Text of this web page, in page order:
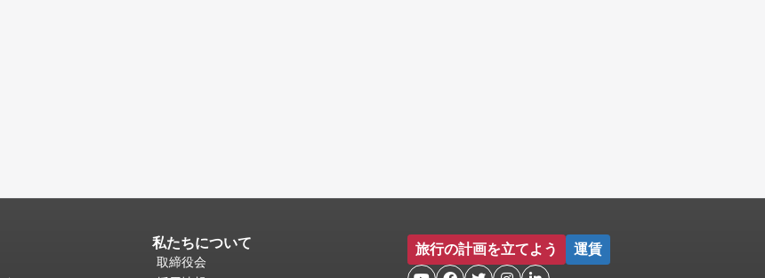
私たちについて
取締役会
旅行の計画を立てよう 運賃